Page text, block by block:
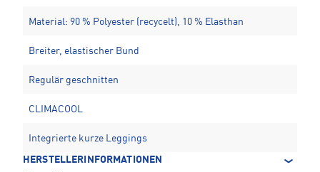
Material: 90 % Polyester (recycelt), 10 % Elasthan
Breiter, elastischer Bund
Regulär geschnitten
CLIMACOOL
Integrierte kurze Leggings
HERSTELLERINFORMATIONEN